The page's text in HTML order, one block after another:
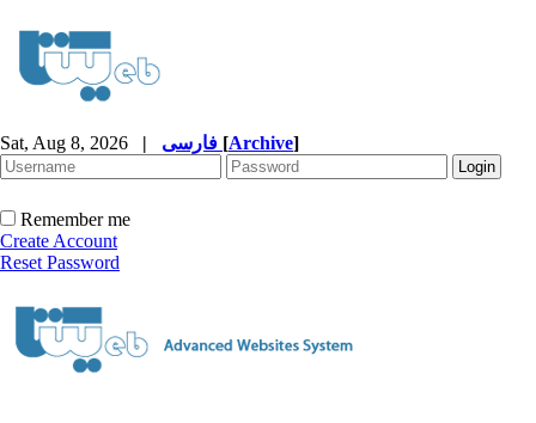
Sat, Aug 8, 2026 | [Archive]
Remember me
Create Account
Reset Password